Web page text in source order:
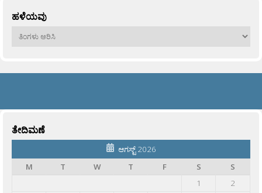
ಹಳೆಯವು
ಹಳೆಯವು
ತೇದಿಮಣೆ
ಆಗಸ್ಟ್ 2026
M
T W T F S
S
1
2